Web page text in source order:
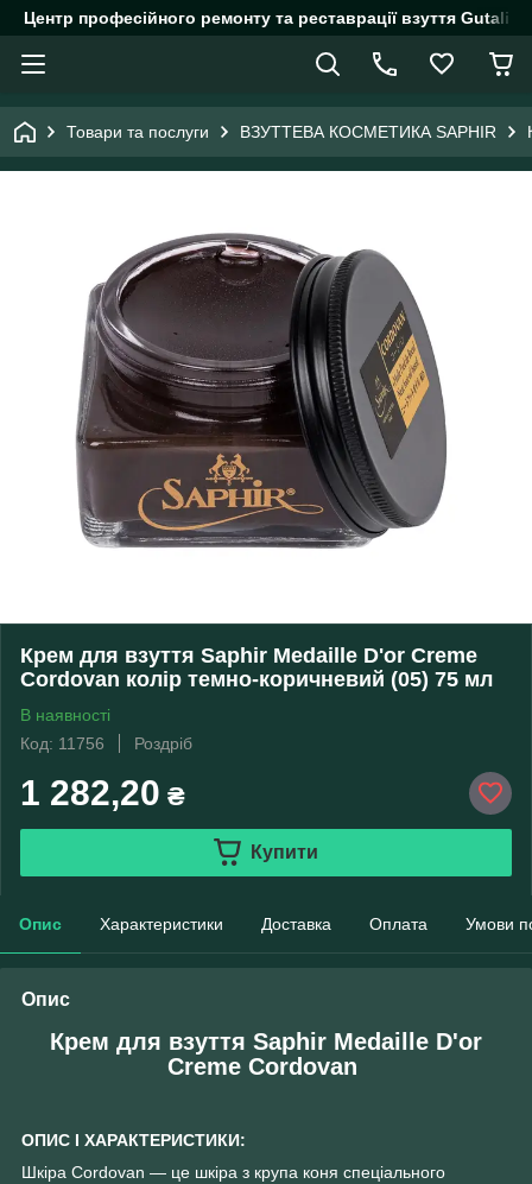
Центр професійного ремонту та реставрації взуття
Товари та послуги ВЗУТТЕВА КОСМЕТИКА SAPHIR
Крем для взуття Saphir Medaille D'or Creme
Cordovan колір темно-коричневий (05) 75 мл
В наявності
Код: 11756
Роздріб
1 282,20 ₴
Купити
Опис Характеристики Доставка Оплата Умови
Опис
Крем для взуття Saphir Medaille D'or
Creme Cordovan
ОПИС І ХАРАКТЕРИСТИКИ:
Шкіра Cordovan — це шкіра з крупа коня спеціального